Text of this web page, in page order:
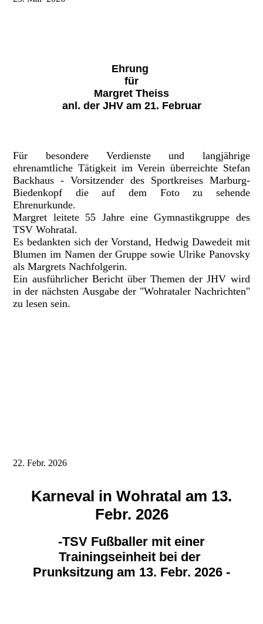
Ehrung
für
Margret Theiss
anl. der JHV am 21. Februar
Für besondere Verdienste und langjährige
ehrenamtliche Tätigkeit im Verein überreichte Stefan
Backhaus - Vorsitzender des Sportkreises Marburg-
Biedenkopf die auf dem Foto zu sehende
Ehrenurkunde.
Margret leitete 55 Jahre eine Gymnastikgruppe des
TSV Wohratal.
Es bedankten sich der Vorstand, Hedwig Dawedeit mit
Blumen im Namen der Gruppe sowie Ulrike Panovsky
als Margrets Nachfolgerin.
Ein ausführlicher Bericht über Themen der JHV wird
in der nächsten Ausgabe der "Wohrataler Nachrichten"
zu lesen sein.
22. Febr. 2026
Karneval in Wohratal am 13.
Febr. 2026
-TSV Fußballer mit einer
Trainingseinheit bei der
Prunksitzung am 13. Febr. 2026 -